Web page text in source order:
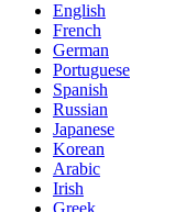
English
French
German
Portuguese
Spanish
Russian
Japanese
Korean
Arabic
Irish